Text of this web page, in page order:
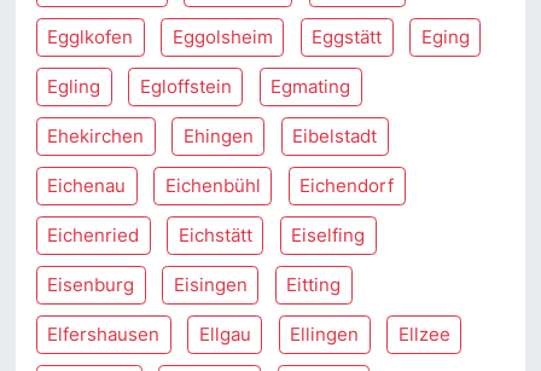
Egglkofen Eggolsheim Eggstätt Eging
Egling Egloffstein Egmating
Ehekirchen Ehingen Eibelstadt
Eichenau Eichenbühl Eichendorf
Eichenried Eichstätt Eiselfing
Eisenburg Eisingen Eitting
Elfershausen Ellgau Ellingen Ellzee